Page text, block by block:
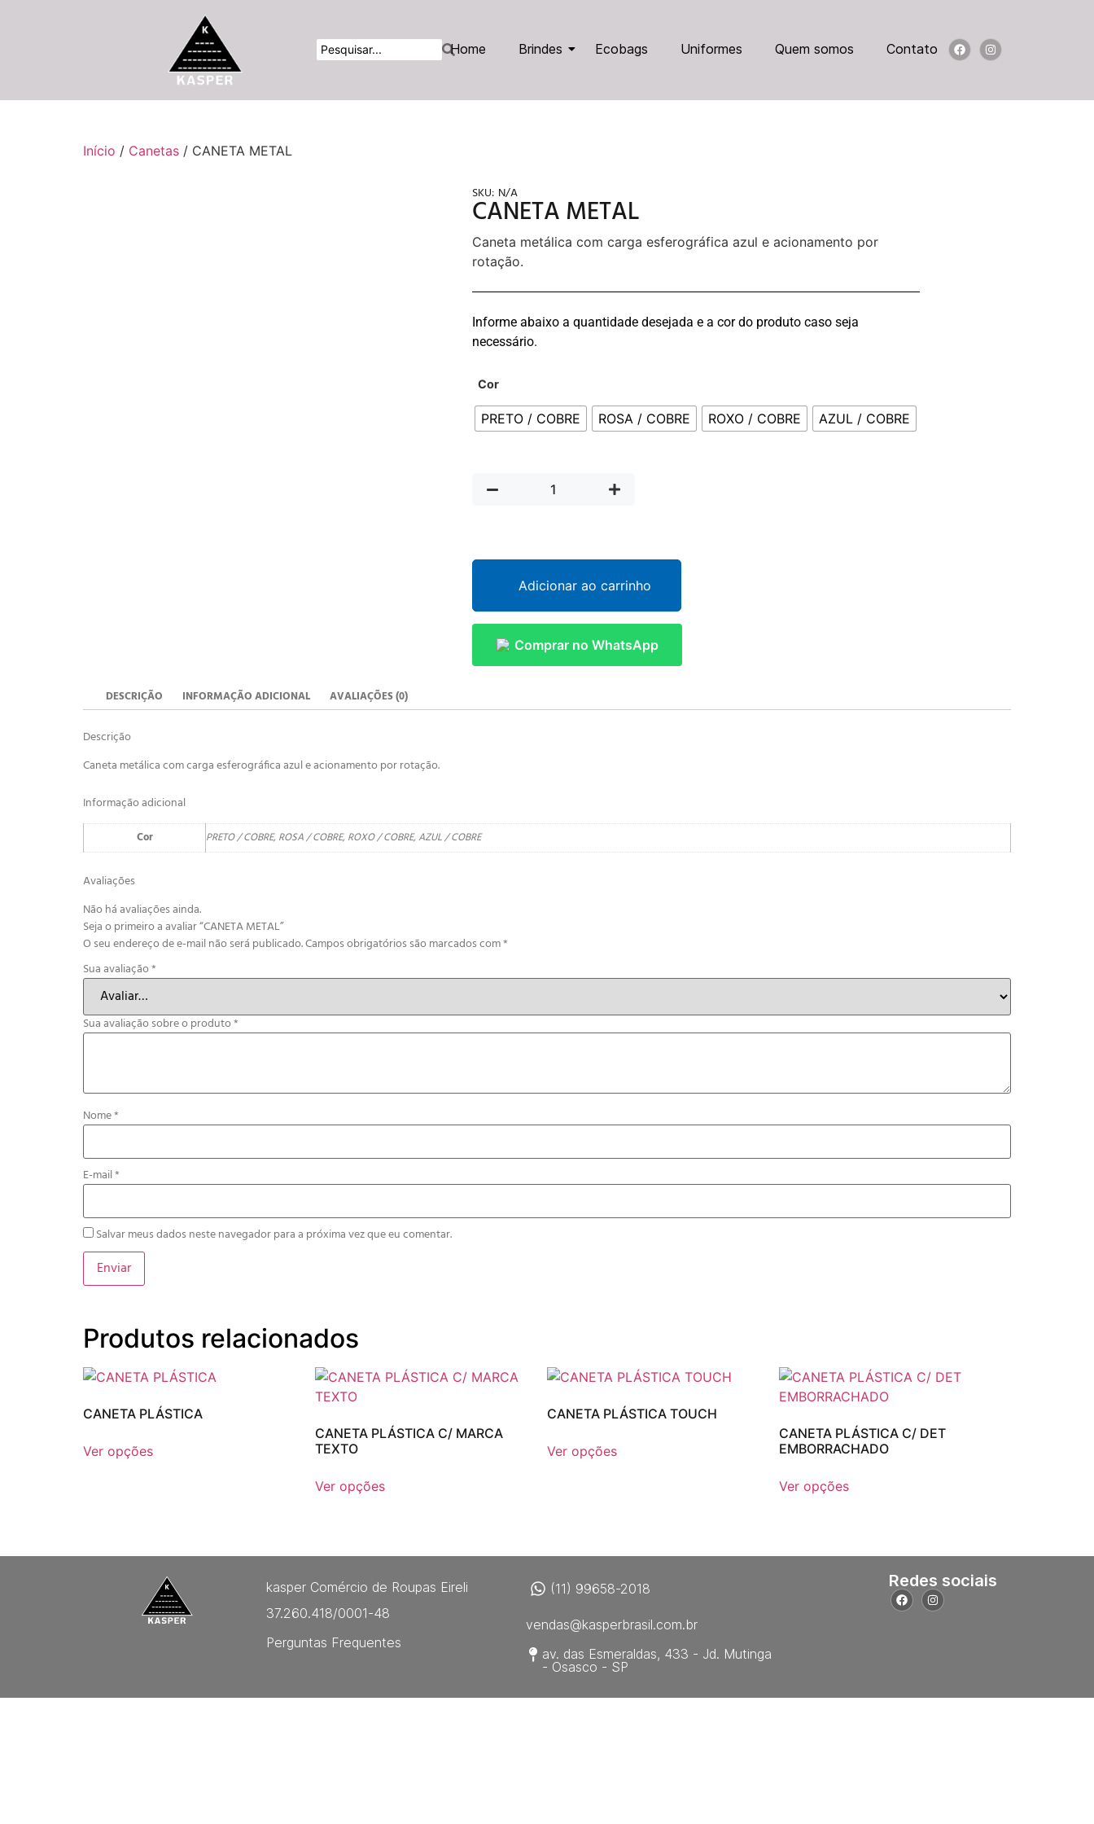
Home Brindes Ecobags Uniformes Quem somos Contato
Início / Canetas / CANETA METAL
SKU: N/A
CANETA METAL
Caneta metálica com carga esferográfica azul e acionamento por
rotação.
Informe abaixo a quantidade desejada e a cor do produto caso seja
necessário.
Cor
PRETO / COBRE ROSA / COBRE ROXO / COBRE AZUL / COBRE
Adicionar ao carrinho
Comprar no WhatsApp
DESCRIÇÃO INFORMAÇÃO ADICIONAL AVALIAÇÕES (0)
Descrição
Caneta metálica com carga esferográfica azul e acionamento por rotação.
Informação adicional
Cor PRETO / COBRE, ROSA / COBRE, ROXO / COBRE, AZUL / COBRE
Avaliações
Não há avaliações ainda.
Seja o primeiro a avaliar “CANETA METAL”
O seu endereço de e-mail não será publicado.Campos obrigatórios são marcados com*
Sua avaliação*
Sua avaliação sobre o produto*
Nome*
E-mail*
Salvar meus dados neste navegador para a próxima vez que eu comentar.
Produtos relacionados
CANETA PLÁSTICA
Ver opções
CANETA PLÁSTICA C/ MARCA
TEXTO
Ver opções
CANETA PLÁSTICA TOUCH
Ver opções
CANETA PLÁSTICA C/ DET
EMBORRACHADO
Ver opções
kasper Comércio de Roupas Eireli
37.260.418/0001-48
Perguntas Frequentes
(11) 99658-2018
vendas@kasperbrasil.com.br
av. das Esmeraldas, 433 - Jd. Mutinga
- Osasco - SP
Redes sociais